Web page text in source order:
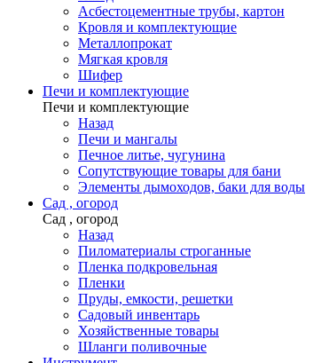
Асбестоцементные трубы, картон
Кровля и комплектующие
Металлопрокат
Мягкая кровля
Шифер
Печи и комплектующие
Печи и комплектующие
Назад
Печи и мангалы
Печное литье, чугунина
Сопутствующие товары для бани
Элементы дымоходов, баки для воды
Сад , огород
Сад , огород
Назад
Пиломатериалы строганные
Пленка подкровельная
Пленки
Пруды, емкости, решетки
Садовый инвентарь
Хозяйственные товары
Шланги поливочные